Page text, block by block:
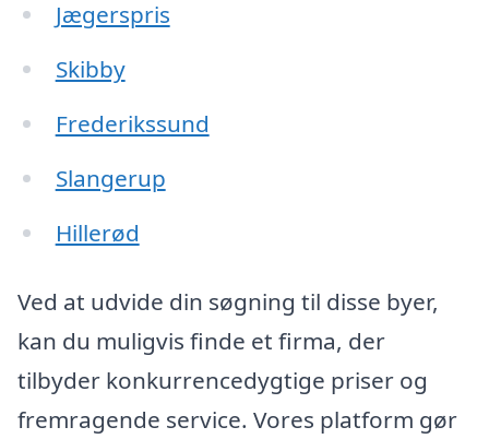
Jægerspris
Skibby
Frederikssund
Slangerup
Hillerød
Ved at udvide din søgning til disse byer,
kan du muligvis finde et firma, der
tilbyder konkurrencedygtige priser og
fremragende service. Vores platform gør